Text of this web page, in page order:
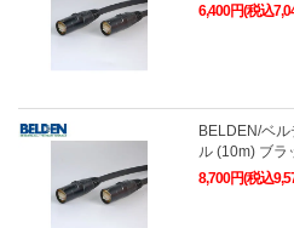
6,400円(税込
BELDEN/ベ
ル (10m) ブラ
8,700円(税込